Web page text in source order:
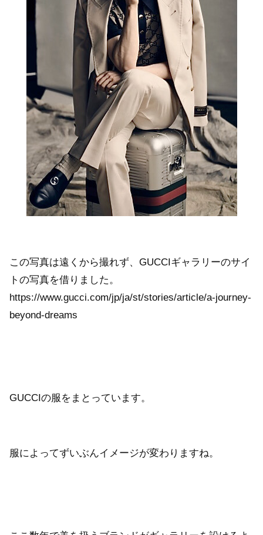
この写真は遠くから撮れず、GUCCIギャラリーのサイ
トの写真を借りました。
https://www.gucci.com/jp/ja/st/stories/article/a-journey-
beyond-dreams
GUCCIの服をまとっています。
服によってずいぶんイメージが変わりますね。